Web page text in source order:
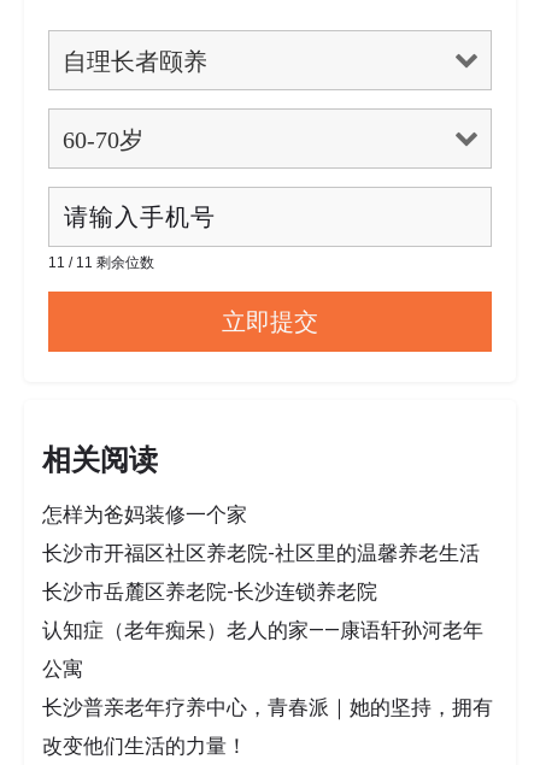
11 / 11 剩余位数
相关阅读
怎样为爸妈装修一个家
长沙市开福区社区养老院-社区里的温馨养老生活
长沙市岳麓区养老院-长沙连锁养老院
认知症（老年痴呆）老人的家——康语轩孙河老年
公寓
长沙普亲老年疗养中心，青春派｜她的坚持，拥有
改变他们生活的力量！